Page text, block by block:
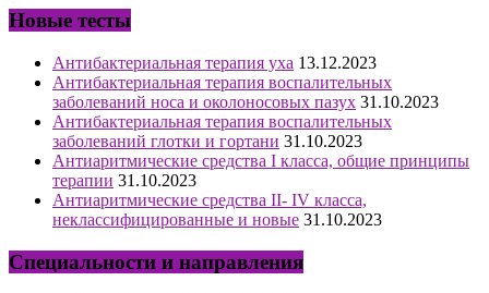
Новые тесты
Антибактериальная терапия уха 13.12.2023
Антибактериальная терапия воспалительных
заболеваний носа и околоносовых пазух 31.10.2023
Антибактериальная терапия воспалительных
заболеваний глотки и гортани 31.10.2023
Антиаритмические средства I класса, общие принципы
терапии 31.10.2023
Антиаритмические средства II- IV класса,
неклассифицированные и новые 31.10.2023
Специальности и направления